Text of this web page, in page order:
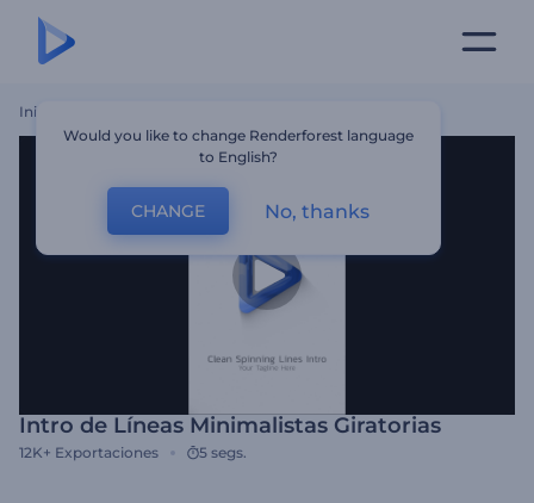
Inicio
Intro de Líneas Minimalistas Giratorias
12K+ Exportaciones 5 segs.
Would you like to change Renderforest language
to English?
CHANGE No, thanks